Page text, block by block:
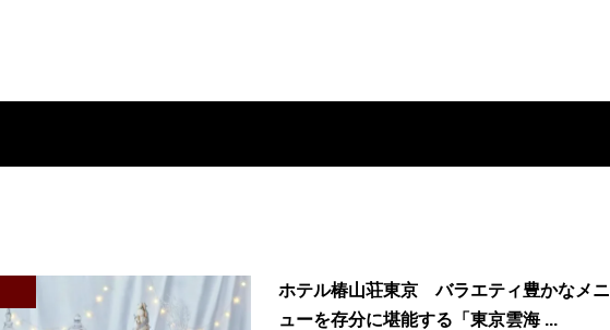
ホテル椿山荘東京 バラエティ豊かなメニ
ューを存分に堪能する「東京雲海 ...